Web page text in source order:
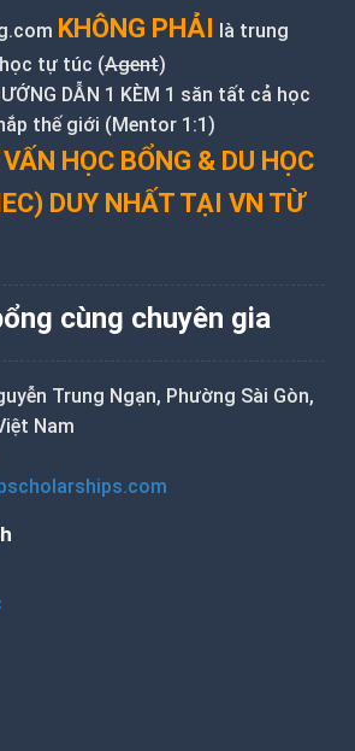
KHÔNG PHẢI là trung
tự túc (Agent)
DẪN 1 KÈM 1 săn tất cả học
thế giới (Mentor 1:1)
HỌC BỔNG & DU HỌC
DUY NHẤT TẠI VN TỪ
cùng chuyên gia
Trung Ngạn, Phường Sài Gòn,
Nam